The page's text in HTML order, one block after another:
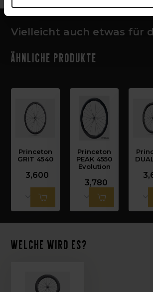
Vielleicht auch etwas für
Ähnliche Produkte
Princeton
GRIT 4540
3,600
Princeton
PEAK 4550
Evolution
3,780
Welche wird es?